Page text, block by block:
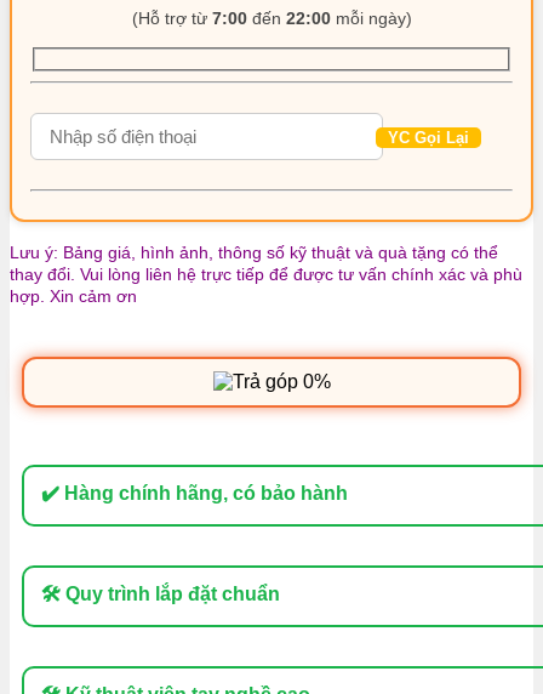
(Hỗ trợ từ 7:00đến 22:00mỗi ngày)
Lưu ý: Bảng giá, hình ảnh, thông số kỹ thuật và quà tặng có thể
thay đổi. Vui lòng liên hệ trực tiếp để được tư vấn chính xác và phù
hợp. Xin cảm ơn
✔️ Hàng chính hãng, có bảo hành
🛠 Quy trình lắp đặt chuẩn